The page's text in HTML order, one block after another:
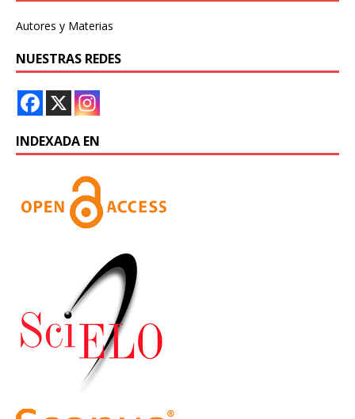
Autores y Materias
NUESTRAS REDES
INDEXADA EN